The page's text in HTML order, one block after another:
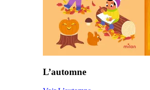
L’automne